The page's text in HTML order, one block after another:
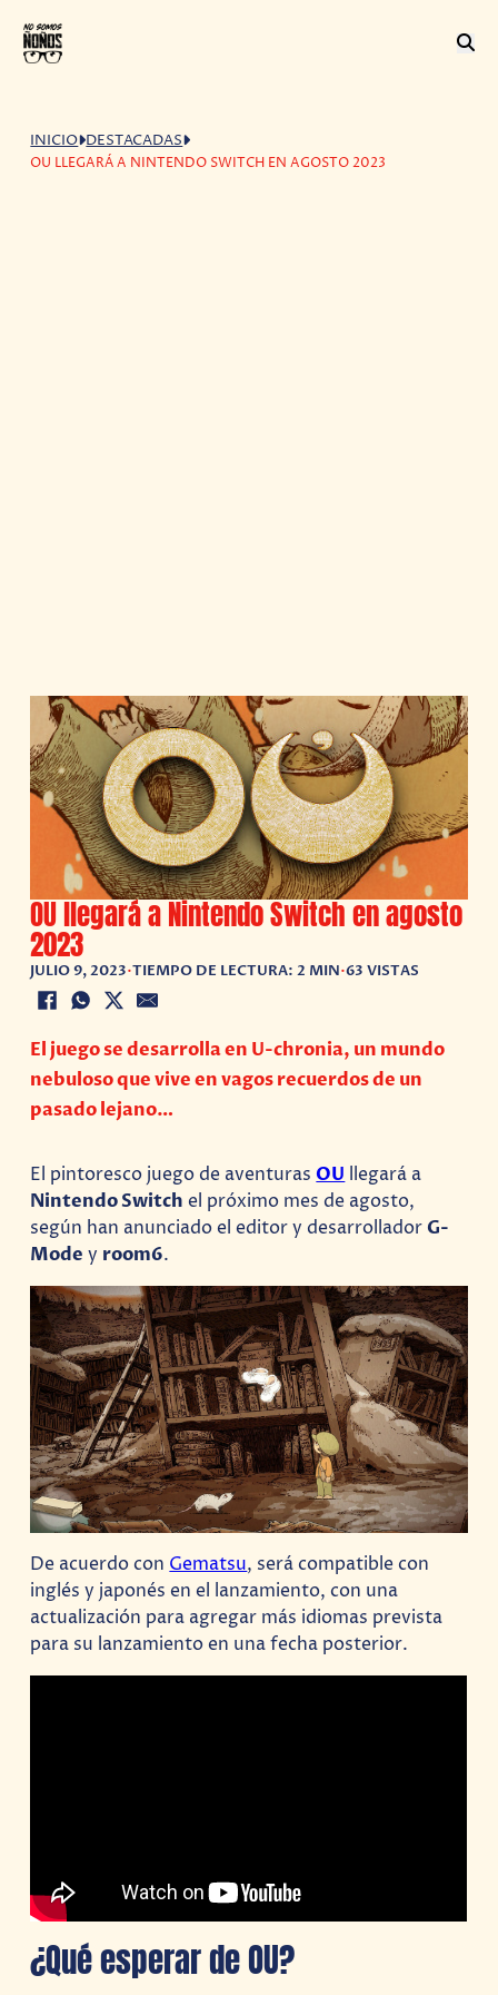
INICIO DESTACADAS
OU LLEGARÁ A NINTENDO SWITCH EN AGOSTO 2023
OU llegará a Nintendo Switch en agosto
2023
JULIO 9, 2023•TIEMPO DE LECTURA: 2 MIN•63 VISTAS
El juego se desarrolla en U-chronia, un mundo
nebuloso que vive en vagos recuerdos de un
pasado lejano…
El pintoresco juego de aventurasOU llegará a
Nintendo Switch el próximo mes de agosto,
según han anunciado el editor y desarrolladorG-
Mode y room6.
De acuerdo con Gematsu, será compatible con
inglés y japonés en el lanzamiento, con una
actualización para agregar más idiomas prevista
para su lanzamiento en una fecha posterior.
¿Qué esperar de OU?